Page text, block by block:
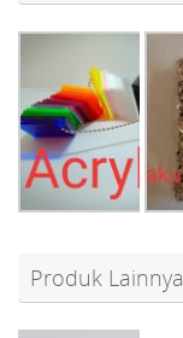
Produk Lainnya